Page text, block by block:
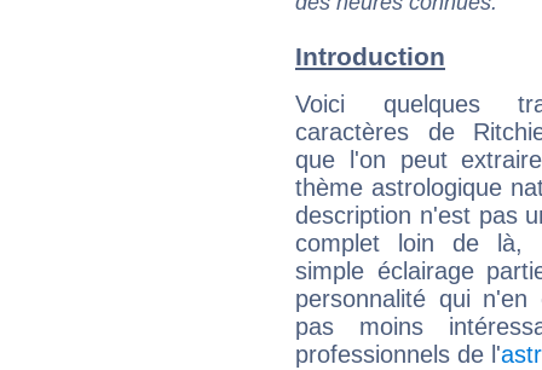
Introduction
Voici quelques
caractères de
que l'on peut
thème astrologique
description n'est pas
complet loin de là,
simple éclairage
personnalité qui n'en
pas moins
professionnels de l'